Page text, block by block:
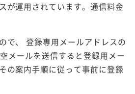
が運用されています。通信料金
で、 登録専用メールアドレスの
メールを送信すると登録用メー
の案内手順に従って事前に登録